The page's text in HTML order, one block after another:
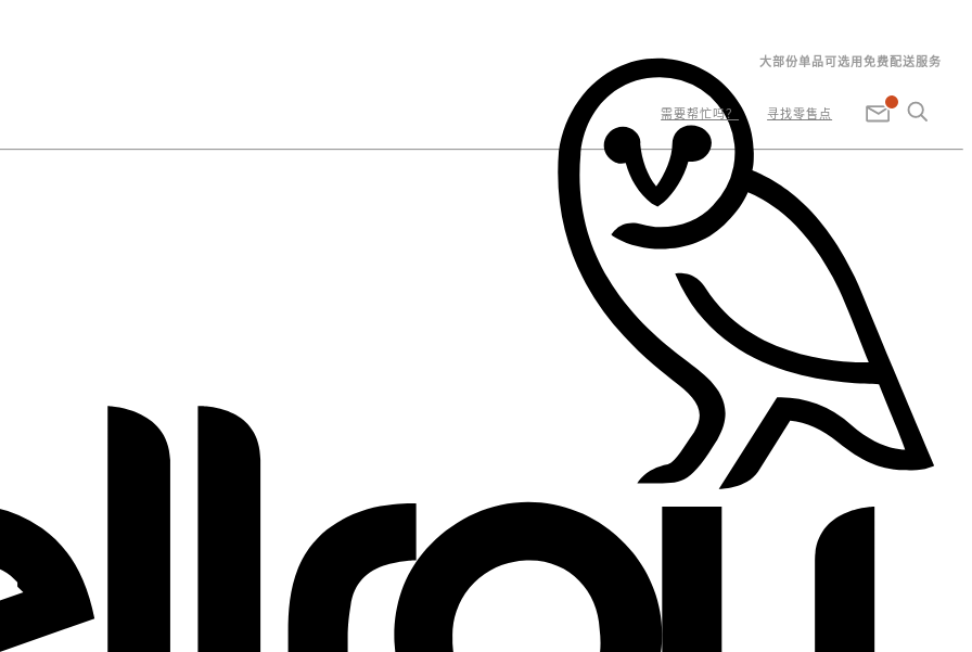
大部份单品可选用免费配送服务
需要帮忙吗？ 寻找零售点